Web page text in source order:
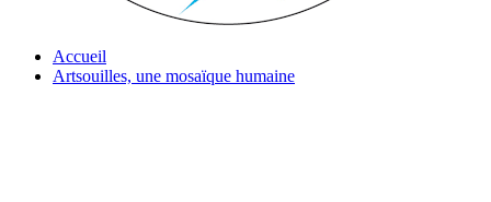
Accueil
Artsouilles, une mosaïque humaine